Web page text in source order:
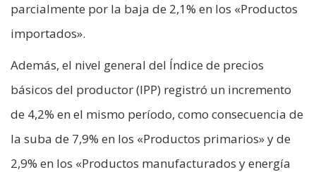
parcialmente por la baja de 2,1% en los «Productos
importados».
Además, el nivel general del Índice de precios
básicos del productor (IPP) registró un incremento
de 4,2% en el mismo período, como consecuencia de
la suba de 7,9% en los «Productos primarios» y de
2,9% en los «Productos manufacturados y energía